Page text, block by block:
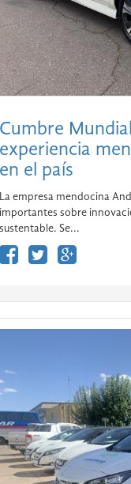
Cumbre
experiencia
en el país
La empresa mendocina
importantes sobre
sustentable. Se...